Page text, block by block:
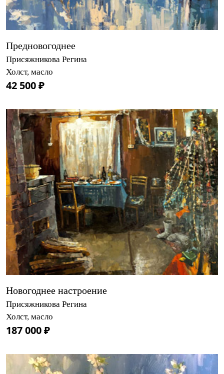
Предновогоднее
Присяжникова Регина
Холст, масло
42 500 ₽
Новогоднее настроение
Присяжникова Регина
Холст, масло
187 000 ₽